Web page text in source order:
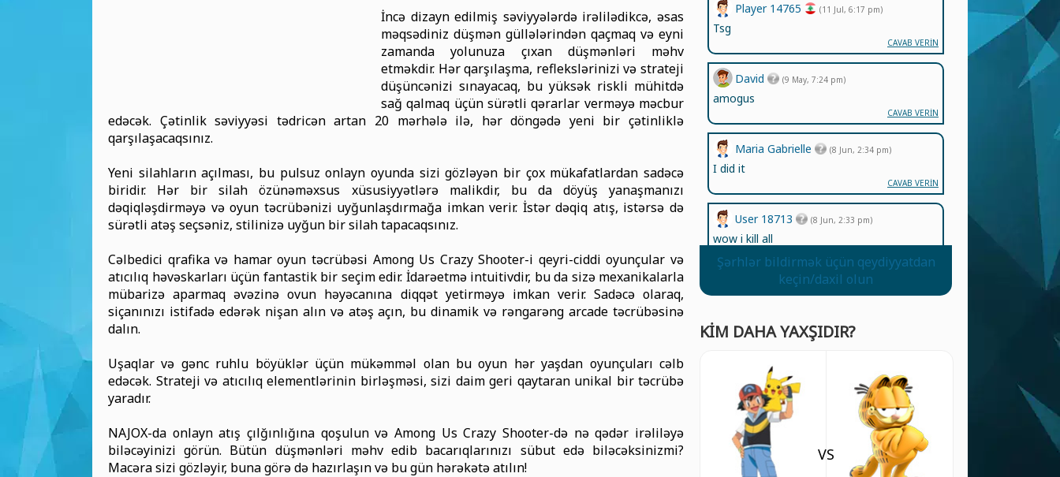
İncə dizayn edilmiş səviyyələrdə irəlilədikcə, əsas
məqsədiniz düşmən güllələrindən qaçmaq və eyni
zamanda yolunuza çıxan düşmənləri məhv
etməkdir. Hər qarşılaşma, reflekslərinizi və strateji
düşüncənizi sınayacaq, bu yüksək riskli mühitdə
sağ qalmaq üçün sürətli qərarlar verməyə məcbur
edəcək. Çətinlik səviyyəsi tədricən artan 20 mərhələ ilə, hər döngədə yeni bir çətinliklə
qarşılaşacaqsınız.
Yeni silahların açılması, bu pulsuz onlayn oyunda sizi gözləyən bir çox mükafatlardan sadəcə
biridir. Hər bir silah özünəməxsus xüsusiyyətlərə malikdir, bu da döyüş yanaşmanızı
dəqiqləşdirməyə və oyun təcrübənizi uyğunlaşdırmağa imkan verir. İstər dəqiq atış, istərsə də
sürətli atəş seçsəniz, stilinizə uyğun bir silah tapacaqsınız.
Cəlbedici qrafika və hamar oyun təcrübəsi Among Us Crazy Shooter-i qeyri-ciddi oyunçular və
atıcılıq həvəskarları üçün fantastik bir seçim edir. İdarəetmə intuitivdir, bu da sizə mexanikalarla
mübarizə aparmaq əvəzinə ovun həyəcanına diqqət yetirməyə imkan verir. Sadəcə olaraq,
siçanınızı istifadə edərək nişan alın və atəş açın, bu dinamik və rəngarəng arcade təcrübəsinə
dalın.
Uşaqlar və gənc ruhlu böyüklər üçün mükəmməl olan bu oyun hər yaşdan oyunçuları cəlb
edəcək. Strateji və atıcılıq elementlərinin birləşməsi, sizi daim geri qaytaran unikal bir təcrübə
yaradır.
NAJOX-da onlayn atış çılğınlığına qoşulun və Among Us Crazy Shooter-də nə qədər irəliləyə
biləcəyinizi görün. Bütün düşmənləri məhv edib bacarıqlarınızı sübut edə biləcəksinizmi?
Macəra sizi gözləyir, buna görə də hazırlaşın və bu gün hərəkətə atılın!
ZakriaAjaz
User 18713 (8 Jun, 2:33 pm)
wow i kill all
Maria Gabrielle (8 Jun, 2:34 pm)
I did it
CAVAB VERİN
David (9 May, 7:24 pm)
amogus
CAVAB VERİN
Player 14765 (11 Jul, 6:17 pm)
Tsg
CAVAB VERİN
Şərhlər bildirmək üçün qeydiyyatdan
keçin/daxil olun
KIM DAHA YAXŞIDIR?
VS